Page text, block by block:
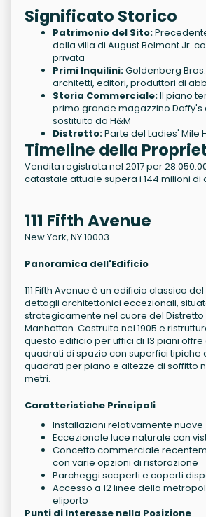
Significato Storico
Patrimonio del Sito:
dalla villa di August Belmont Jr.
privata
Primi Inquilini:Goldenberg Bros.
architetti, editori, produttori di
Storia Commerciale:Il piano
primo grande magazzino Daffy's
sostituito da H&M
Distretto:Parte del Ladies' Mile
Timeline della
Vendita registrata nel 2017 per
catastale attuale supera i 144 milioni di
111 Fifth Avenue
New York, NY 10003
Panoramica dell'Edificio
111 Fifth Avenue è un edificio classico
dettagli architettonici eccezionali,
strategicamente nel cuore del Distretto
Manhattan. Costruito nel 1905 e
questo edificio per uffici di 13 piani offre
quadrati di spazio con superfici tipiche
quadrati per piano e altezze di soffitto
metri.
Caratteristiche Principali
Installazioni relativamente nuove
Eccezionale luce naturale con
Concetto commerciale
con varie opzioni di ristorazione
Parcheggi scoperti e coperti
Accesso a 12 linee della
eliporto
Punti di Interesse nella Posizione